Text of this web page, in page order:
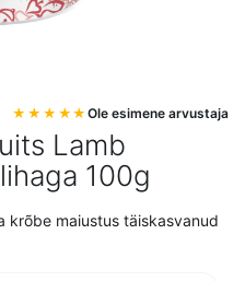
Lamb
100g
Ole esimene arvustaja
krõbe maiustus täiskasvanud